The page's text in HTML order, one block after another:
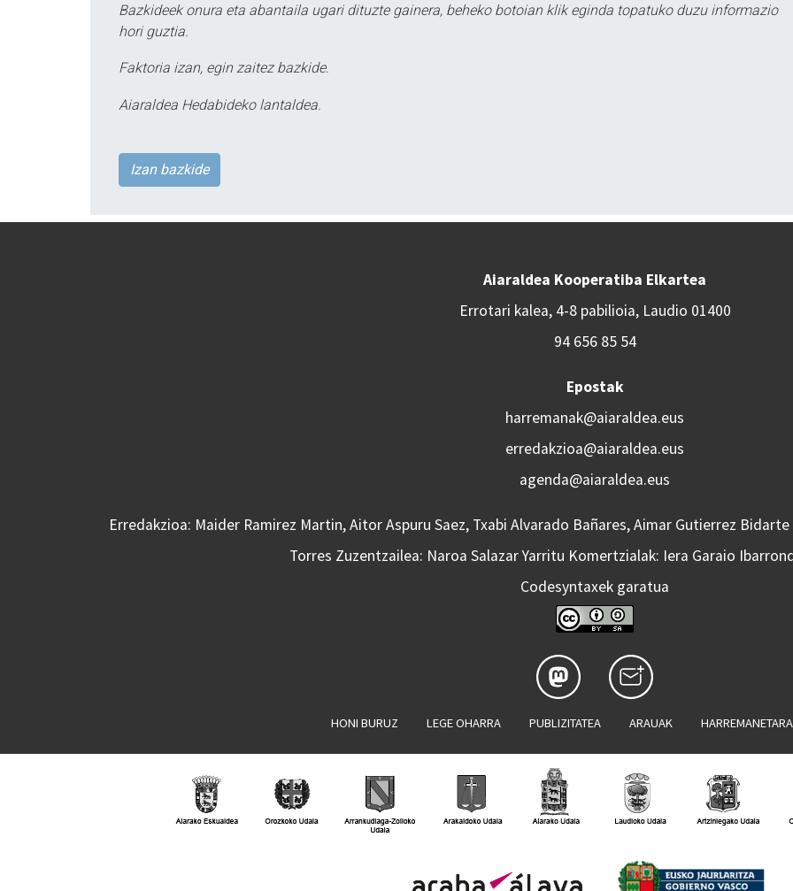
Bazkideek onura eta abantaila ugari dituzte gainera, beheko botoian klik eginda topatuko duzu informazio
hori guztia.
Faktoria izan, egin zaitez bazkide.
Aiaraldea Hedabideko lantaldea.
Izan bazkide
Aiaraldea Kooperatiba Elkartea
Errotari kalea, 4-8 pabilioia, Laudio 01400
94 656 85 54
Epostak
harremanak@aiaraldea.eus
erredakzioa@aiaraldea.eus
agenda@aiaraldea.eus
Erredakzioa: Maider Ramirez Martin, Aitor Aspuru Saez, Txabi Alvarado Bañares, Aimar Gutierrez
Torres Zuzentzailea: Naroa Salazar Yarritu Komertzialak: Iera Garaio
Codesyntaxek garatua
HONI BURUZ LEGE OHARRA PUBLIZITATEA ARAUAK